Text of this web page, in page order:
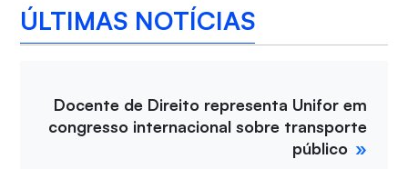
ÚLTIMAS NOTÍCIAS
Docente de Direito representa Unifor em
congresso internacional sobre transporte
público